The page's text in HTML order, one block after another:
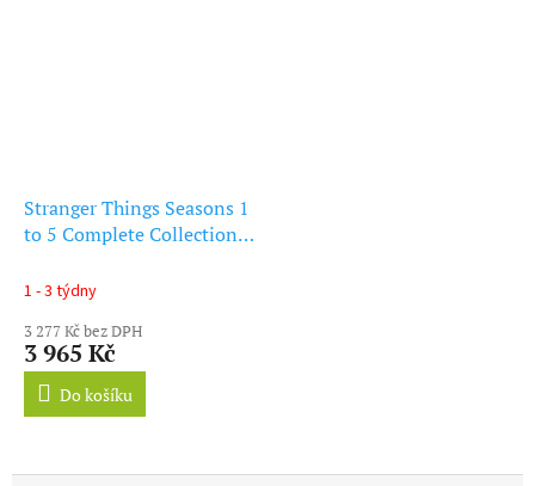
Stranger Things Seasons 1
to 5 Complete Collection
1 - 3 týdny
3 277 Kč bez DPH
3 965 Kč
Do košíku